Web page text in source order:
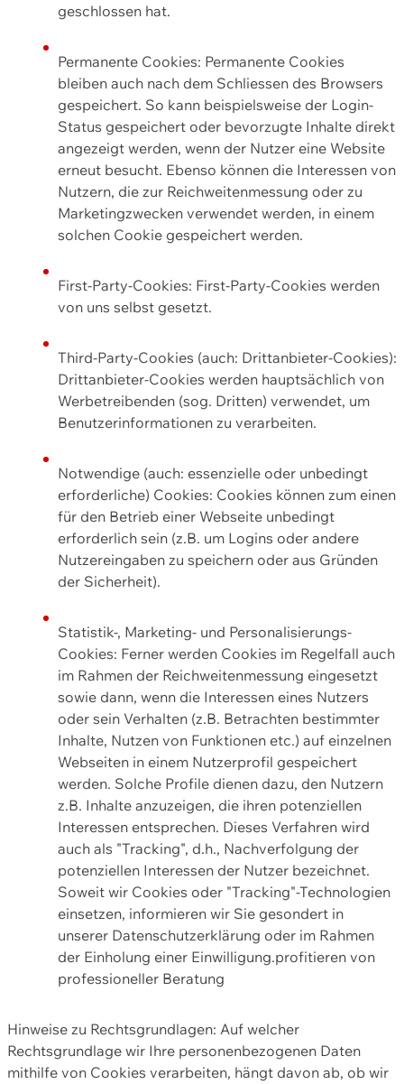
geschlossen hat.
Permanente Cookies: Permanente Cookies
bleiben auch nach dem Schliessen des Browsers
gespeichert. So kann beispielsweise der Login-
Status gespeichert oder bevorzugte Inhalte direkt
angezeigt werden, wenn der Nutzer eine Website
erneut besucht. Ebenso können die Interessen von
Nutzern, die zur Reichweitenmessung oder zu
Marketingzwecken verwendet werden, in einem
solchen Cookie gespeichert werden.
First-Party-Cookies: First-Party-Cookies werden
von uns selbst gesetzt.
Third-Party-Cookies (auch: Drittanbieter-Cookies):
Drittanbieter-Cookies werden hauptsächlich von
Werbetreibenden (sog. Dritten) verwendet, um
Benutzerinformationen zu verarbeiten.
Notwendige (auch: essenzielle oder unbedingt
erforderliche) Cookies: Cookies können zum einen
für den Betrieb einer Webseite unbedingt
erforderlich sein (z.B. um Logins oder andere
Nutzereingaben zu speichern oder aus Gründen
der Sicherheit).
Statistik-, Marketing- und Personalisierungs-
Cookies: Ferner werden Cookies im Regelfall auch
im Rahmen der Reichweitenmessung eingesetzt
sowie dann, wenn die Interessen eines Nutzers
oder sein Verhalten (z.B. Betrachten bestimmter
Inhalte, Nutzen von Funktionen etc.) auf einzelnen
Webseiten in einem Nutzerprofil gespeichert
werden. Solche Profile dienen dazu, den Nutzern
z.B. Inhalte anzuzeigen, die ihren potenziellen
Interessen entsprechen. Dieses Verfahren wird
auch als "Tracking", d.h., Nachverfolgung der
potenziellen Interessen der Nutzer bezeichnet.
Soweit wir Cookies oder "Tracking"-Technologien
einsetzen, informieren wir Sie gesondert in
unserer Datenschutzerklärung oder im Rahmen
der Einholung einer Einwilligung.profitieren von
professioneller Beratung
Hinweise zu Rechtsgrundlagen: Auf welcher
Rechtsgrundlage wir Ihre personenbezogenen Daten
mithilfe von Cookies verarbeiten, hängt davon ab, ob wir